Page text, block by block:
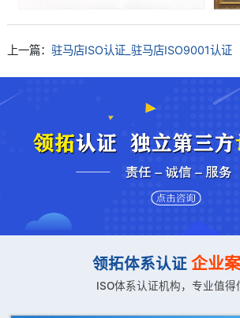
上一篇： 驻马店ISO认证_驻马店ISO9001认证
领拓体系认证 企业
ISO体系认证机构，专业值得